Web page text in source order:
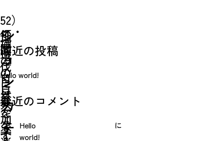
ク
シ
ョ
ン
カ
テ
植
林・
間
伐
に
参
加
す
地
域
の
自
然
を
楽
52）
地
域
の
自
然
を
最近の投稿
Hello world!
最近のコメント
Hello
world!
に